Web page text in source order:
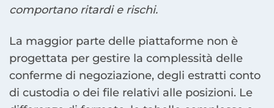
comportano ritardi e rischi.
La maggior parte delle piattaforme non è
progettata per gestire la complessità delle
conferme di negoziazione, degli estratti conto
di custodia o dei file relativi alle posizioni. Le